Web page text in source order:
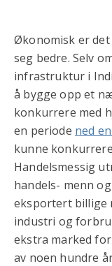
Økonomisk er
seg bedre. Selv
infrastruktur i
å bygge opp et
konkurrere med
en periode ned
kunne
Handelsmessig
handels- menn
eksportert billige
industri og
ekstra marked
av noen hundre